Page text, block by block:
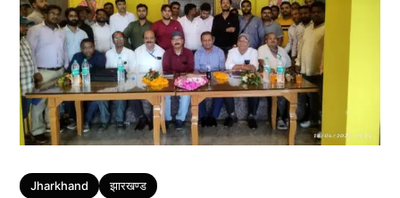
Tags
Jharkhand झारखण्ड